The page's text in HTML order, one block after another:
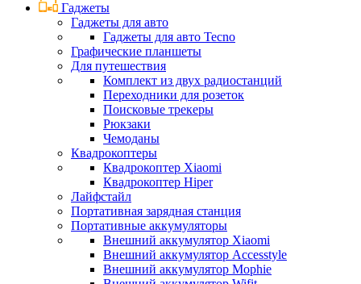
Гаджеты
Гаджеты для авто
Гаджеты для авто Tecno
Графические планшеты
Для путешествия
Комплект из двух радиостанций
Переходники для розеток
Поисковые трекеры
Рюкзаки
Чемоданы
Квадрокоптеры
Квадрокоптер Xiaomi
Квадрокоптер Hiper
Лайфстайл
Портативная зарядная станция
Портативные аккумуляторы
Внешний аккумулятор Xiaomi
Внешний аккумулятор Accesstyle
Внешний аккумулятор Mophie